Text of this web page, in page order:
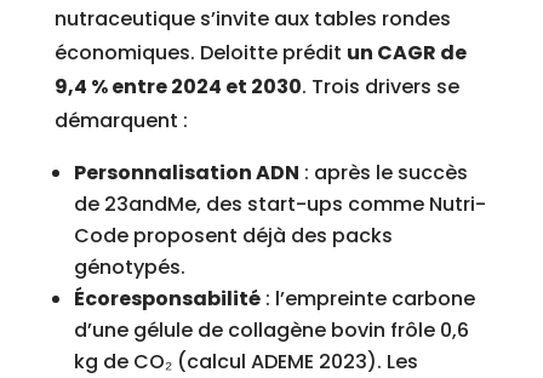
nutraceutique s’invite aux tables rondes
économiques. Deloitte prédit un CAGR de
9,4 % entre 2024 et 2030. Trois drivers se
démarquent :
Personnalisation ADN : après le succès
de 23andMe, des start-ups comme Nutri-
Code proposent déjà des packs
génotypés.
Écoresponsabilité: l’empreinte carbone
d’une gélule de collagène bovin frôle 0,6
kg de CO₂ (calcul ADEME 2023). Les